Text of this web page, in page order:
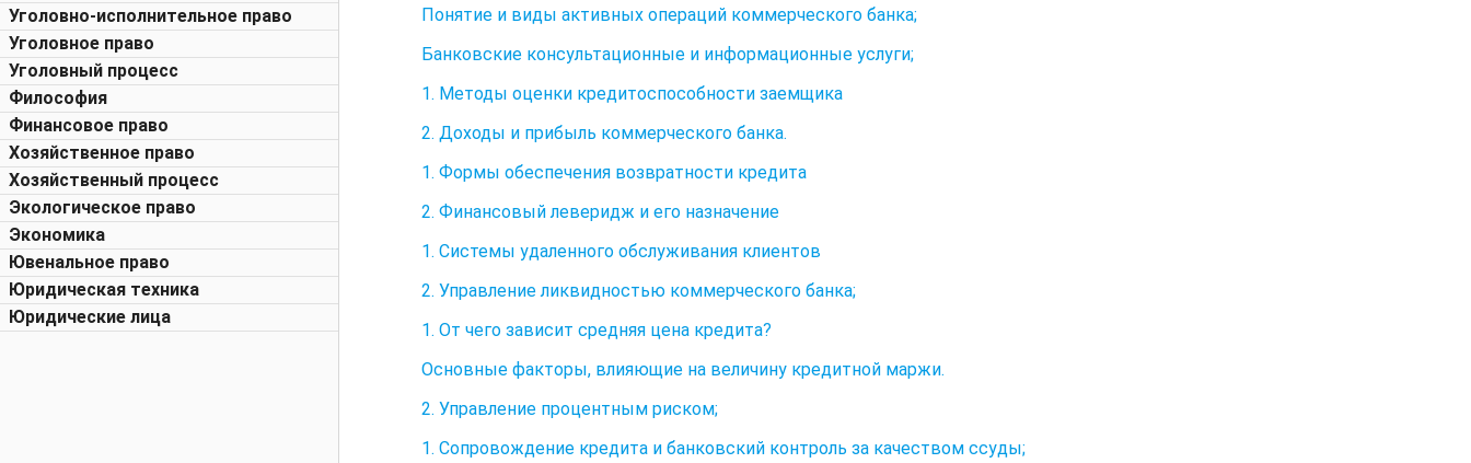
Уголовно-исполнительное право
Уголовное право
Уголовный процесс
Философия
Финансовое право
Хозяйственное право
Хозяйственный процесс
Экологическое право
Экономика
Ювенальное право
Юридическая техника
Юридические лица
Понятие и виды активных операций коммерческого банка;
Банковские консультационные и информационные услуги;
1. Методы оценки кредитоспособности заемщика
2. Доходы и прибыль коммерческого банка.
1. Формы обеспечения возвратности кредита
2. Финансовый леверидж и его назначение
1. Системы удаленного обслуживания клиентов
2. Управление ликвидностью коммерческого банка;
1. От чего зависит средняя цена кредита?
Основные факторы, влияющие на величину кредитной маржи.
2. Управление процентным риском;
1. Сопровождение кредита и банковский контроль за качеством ссуды;